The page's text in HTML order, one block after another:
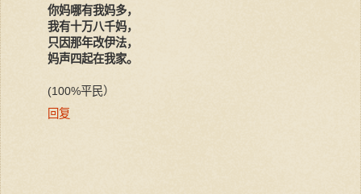
你妈哪有我妈多，
我有十万八千妈，
只因那年改伊法，
妈声四起在我家。
(100%平民）
回复